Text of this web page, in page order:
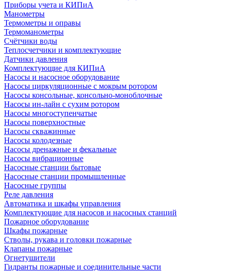
Приборы учета и КИПиА
Манометры
Термометры и оправы
Термоманометры
Счётчики воды
Теплосчетчики и комплектующие
Датчики давления
Комплектующие для КИПиА
Насосы и насосное оборудование
Насосы циркуляционные с мокрым ротором
Насосы консольные, консольно-моноблочные
Насосы ин-лайн с сухим ротором
Насосы многоступенчатые
Насосы поверхностные
Насосы скважинные
Насосы колодезные
Насосы дренажные и фекальные
Насосы вибрационные
Насосные станции бытовые
Насосные станции промышленные
Насосные группы
Реле давления
Автоматика и шкафы управления
Комплектующие для насосов и насосных станций
Пожарное оборудование
Шкафы пожарные
Стволы, рукава и головки пожарные
Клапаны пожарные
Огнетушители
Гидранты пожарные и соединительные части